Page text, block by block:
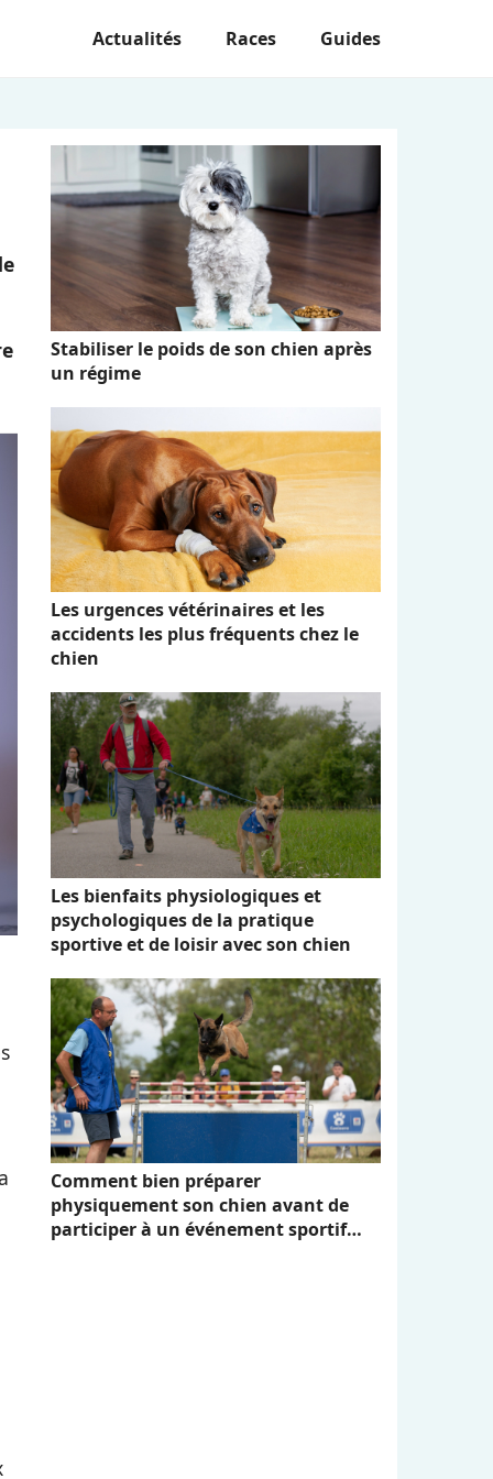
Actualités Races Guides
Stabiliser le poids de son chien après
un régime
Les urgences vétérinaires et les
accidents les plus fréquents chez le
chien
Les bienfaits physiologiques et
psychologiques de la pratique
sportive et de loisir avec son chien
Comment bien préparer
physiquement son chien avant de
participer à un événement sportif